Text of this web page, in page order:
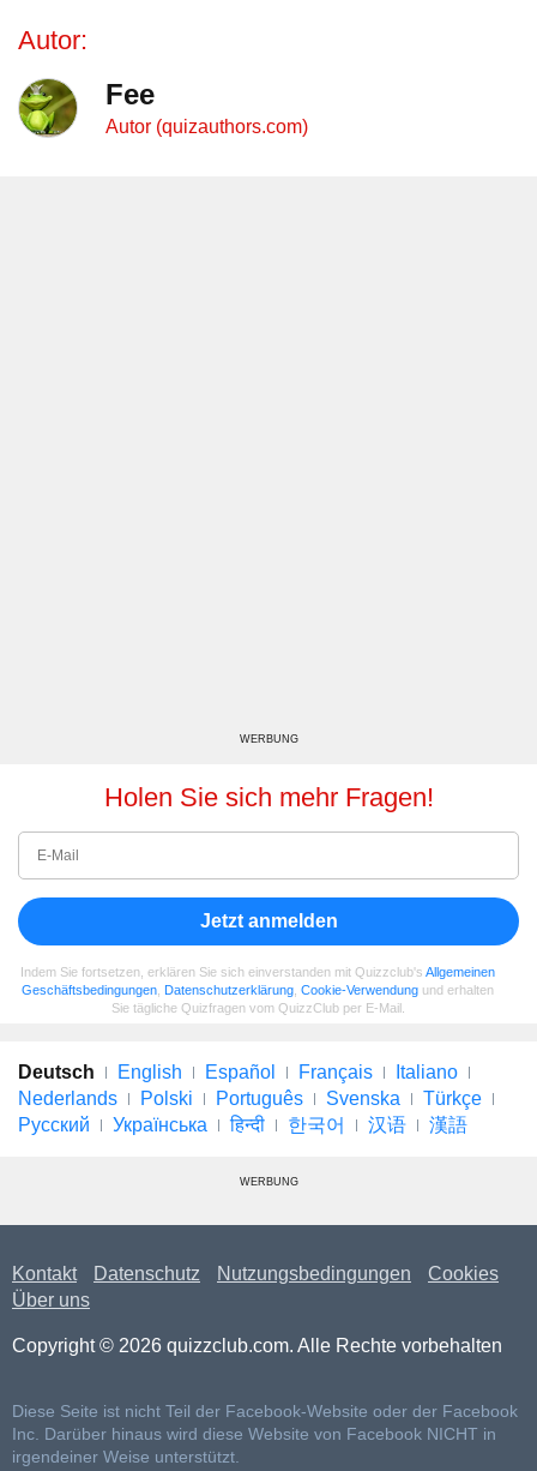
Autor:
Fee
Autor (quizauthors.com)
WERBUNG
Holen Sie sich mehr Fragen!
Jetzt anmelden
Indem Sie fortsetzen, erklären Sie sich einverstanden mit Quizzclub's Allgemeinen
Geschäftsbedingungen Datenschutzerklärung Cookie-Verwendung und erhalten
Sie tägliche Quizfragen vom QuizzClub per E-Mail.
Deutsch English Español Français
Italiano
Nederlands
Polski Português Svenska
Türkçe
Русский
Українська हिन्दी 한국어 汉语 漢語
WERBUNG
Kontakt Datenschutz Nutzungsbedingungen
Cookies
Über uns
Copyright © 2026 quizzclub.com. Alle Rechte vorbehalten
Diese Seite ist nicht Teil der Facebook-Website oder der Facebook
Inc. Darüber hinaus wird diese Website von Facebook NICHT in
irgendeiner Weise unterstützt.